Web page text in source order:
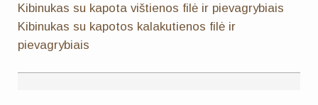
Kibinukas su kapota vištienos filė ir pievagrybiais
Kibinukas su kapotos kalakutienos filė ir
pievagrybiais